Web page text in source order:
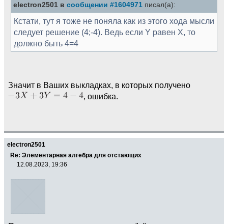
electron2501 в сообщении #1604971 писал(а):
Кстати, тут я тоже не поняла как из этого хода мысли
следует решение (4;-4). Ведь если Y равен X, то
должно быть 4=4
Значит в Ваших выкладках, в которых получено
, ошибка.
electron2501
Re: Элементарная алгебра для отстающих
12.08.2023, 19:36